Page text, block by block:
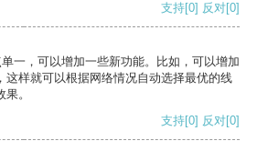
支持[0] 反对[0]
一，可以增加一些新功能。比如，可以增加
这样就可以根据网络情况自动选择最优的线
。
支持[0] 反对[0]